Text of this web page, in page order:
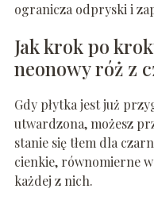
ogranicza odpryski i
Jak krok po
neonowy róż z
Gdy płytka jest już
utwardzona, możesz
stanie się tłem dla
cienkie, równomierne
każdej z nich.